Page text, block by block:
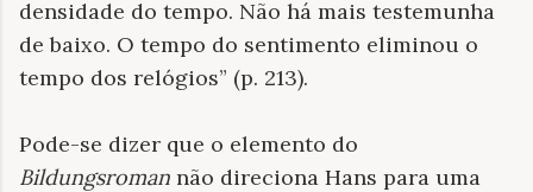
densidade do tempo. Não há mais testemunha
de baixo. O tempo do sentimento eliminou o
tempo dos relógios” (p. 213).
Pode-se dizer que o elemento do
Bildungsroman não direciona Hans para uma